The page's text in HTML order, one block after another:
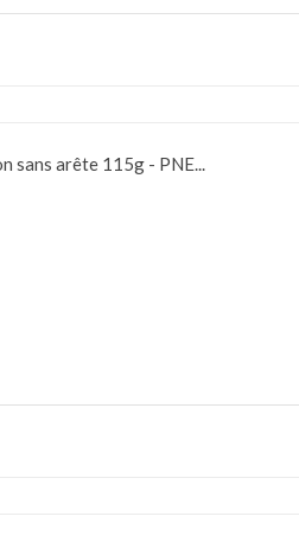
sans arête 115g - PNE...